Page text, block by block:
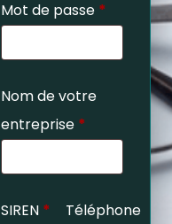
Mot de passe *
Nom de votre
entreprise *
SIREN * Téléphone